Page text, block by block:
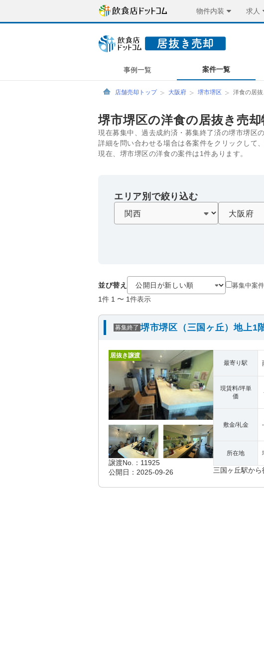
物件内装 求人
事例一覧 案件一覧
店舗売却トップ 大阪府 堺市堺区 洋食の居
堺市堺区の洋食の居抜き売
現在募集中、過去成約済・募集終了済の堺市堺区
詳細を問い合わせる場合は各案件をクリックして
現在、堺市堺区の洋食の案件は1件あります。
エリア別で絞り込む
並び替え 募集中案
1件 1 〜 1件表示
募集終了 堺市堺区（三国ヶ丘）地上1
居抜き譲渡
譲渡No.：11925
公開日：2025-09-26
最寄り駅
現賃料/坪単
価
敷金/礼金
所在地
三国ヶ丘駅から